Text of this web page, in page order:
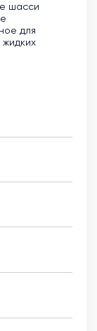
шасси
для
жидких